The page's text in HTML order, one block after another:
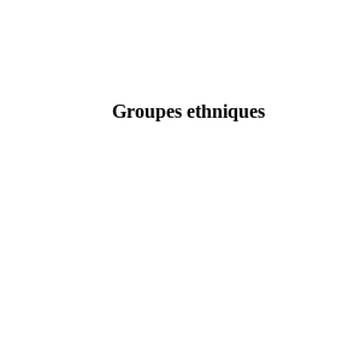
Groupes ethniques